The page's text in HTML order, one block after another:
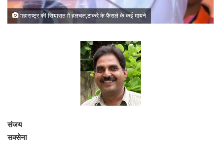
महाराष्ट्र की सियासत में हलचल,ठाकरे के फैसले के कई मायने
संजय
सक्सेना